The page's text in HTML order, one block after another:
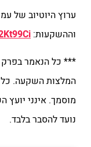
ערוץ היוטיוב של
וההשקעות:
*** כל הנאמר בפרק
המלצות השקעה. כל
מוסמך. אינני יועץ
נועד להסבר בלבד.